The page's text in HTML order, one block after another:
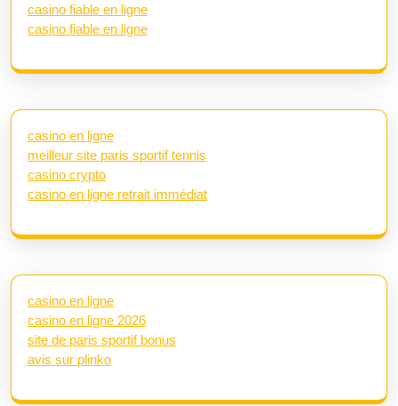
casino fiable en ligne
casino fiable en ligne
casino en ligne
meilleur site paris sportif tennis
casino crypto
casino en ligne retrait immédiat
casino en ligne
casino en ligne 2026
site de paris sportif bonus
avis sur plinko